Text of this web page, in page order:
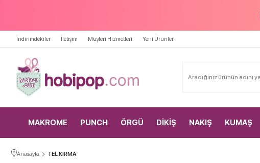
İndirimdekiler İletişim Müşteri Hizmetleri Yeni Ürünler
MAKROME PUNCH ÖRGÜ DİKİŞ NAKIŞ KUMAŞ
Anasayfa TEL KIRMA